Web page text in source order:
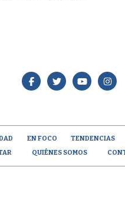
EN FOCO TENDENCIAS
QUIÉNES SOMOS